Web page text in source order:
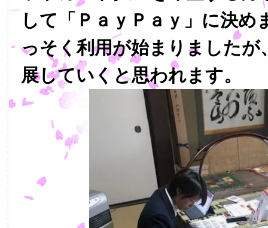
して「ＰａｙＰａｙ」に決め
っそく利用が始まりましたが
展していくと思われます。